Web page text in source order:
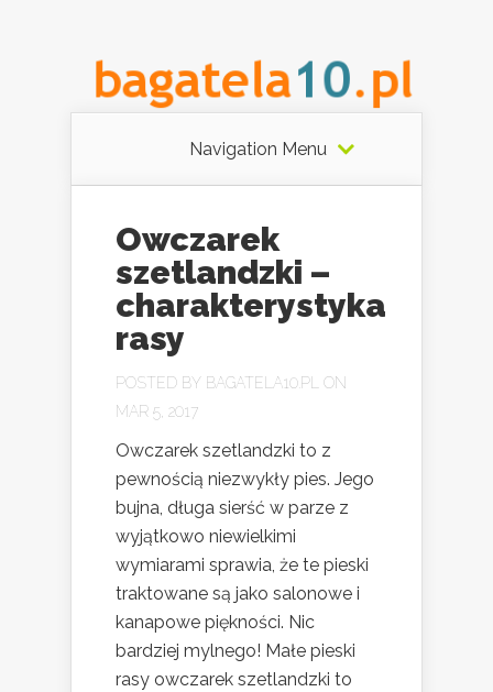
Navigation Menu
Owczarek
szetlandzki –
charakterystyka
rasy
POSTED BY BAGATELA10.PL ON
MAR 5, 2017
Owczarek szetlandzki to z
pewnością niezwykły pies. Jego
bujna, długa sierść w parze z
wyjątkowo niewielkimi
wymiarami sprawia, że te pieski
traktowane są jako salonowe i
kanapowe piękności. Nic
bardziej mylnego! Małe pieski
rasy owczarek szetlandzki to